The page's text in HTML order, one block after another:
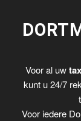
Voor al uw
kunt u 24/7
Voor iedere